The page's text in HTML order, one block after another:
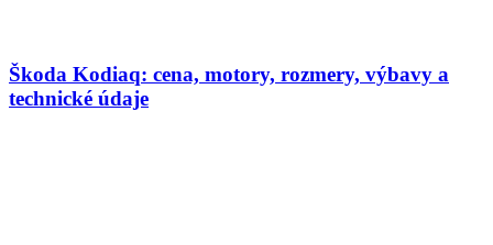
Škoda Kodiaq: cena, motory, rozmery, výbavy a
technické údaje